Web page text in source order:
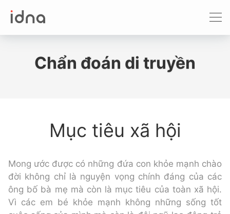
Xét nghiệm ADN
Bệnh tan máu Thalassemia
Xét nghiệm động vật
Chẩn đoán di truyền
Mục tiêu xã hội
Mong ước được có những đứa con khỏe mạnh chào
đời không chỉ là nguyện vọng chính đáng của các
ông bố bà mẹ mà còn là mục tiêu của toàn xã hội.
Vì các em bé khỏe mạnh không những sống tốt